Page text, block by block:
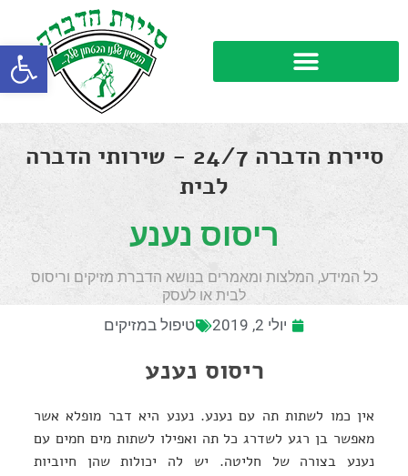
פתח
סיירת הדברה 24/7 - שירותי הדברה
לבית
ריסוס נענע
כל המידע, המלצות ומאמרים בנושא הדברת מזיקים וריסוס
לבית או לעסק
יולי 2, 2019 טיפול במזיקים
ריסוס נענע
אין כמו לשתות תה עם נענע. נענע היא דבר מופלא אשר
מאפשר בן רגע לשדרג כל תה ואפילו לשתות מים חמים עם
נענע בצורה של חליטה. יש לה יכולות שהן חיוביות